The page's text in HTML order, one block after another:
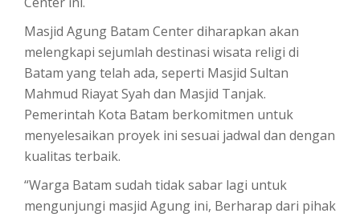
Masjid Agung Batam Center diharapkan akan
melengkapi sejumlah destinasi wisata religi di
Batam yang telah ada, seperti Masjid Sultan
Mahmud Riayat Syah dan Masjid Tanjak.
Pemerintah Kota Batam berkomitmen untuk
menyelesaikan proyek ini sesuai jadwal dan dengan
kualitas terbaik.
“Warga Batam sudah tidak sabar lagi untuk
mengunjungi masjid Agung ini, Berharap dari pihak